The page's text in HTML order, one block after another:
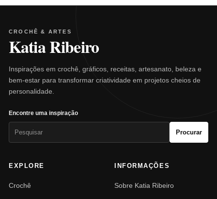
CROCHÊ & ARTES
Katia Ribeiro
Inspirações em crochê, gráficos, receitas, artesanato, beleza e
bem-estar para transformar criatividade em projetos cheios de
personalidade.
Encontre uma inspiração
Procurar
EXPLORE
Crochê
INFORMAÇÕES
Sobre Katia Ribeiro